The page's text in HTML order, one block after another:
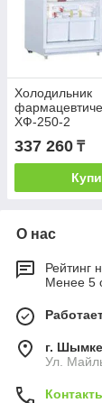
Холодильник
ХФ-250-2
337 260 ₸
О нас
Рейтинг
Менее 5
г.
Ул.